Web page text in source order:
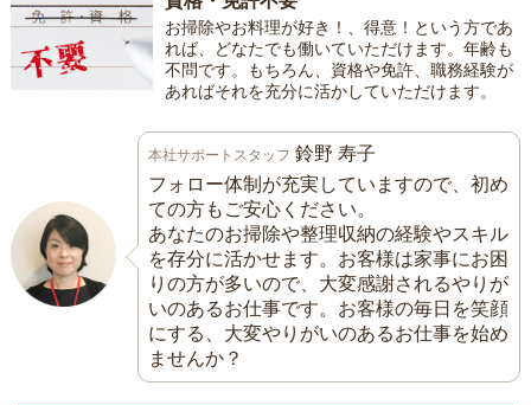
お掃除やお料理が好き！、得意！という方であ
れば、どなたでも働いていただけます。年齢も
不問です。もちろん、資格や免許、職務経験が
あればそれを充分に活かしていただけます。
本社サポートスタッフ 鈴野 寿子
フォロー体制が充実していますので、初め
ての方もご安心ください。
あなたのお掃除や整理収納の経験やスキル
を存分に活かせます。お客様は家事にお困
りの方が多いので、大変感謝されるやりが
いのあるお仕事です。お客様の毎日を笑顔
にする、大変やりがいのあるお仕事を始め
ませんか？